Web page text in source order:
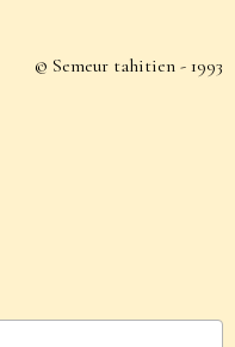
© Semeur tahitien - 1993